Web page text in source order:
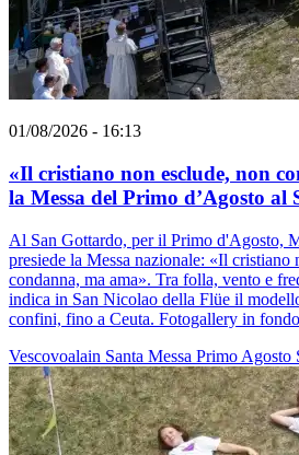
01/08/2026 - 16:13
«Il cristiano non esclude, non
la Messa del Primo d’Agosto al
Al San Gottardo, per il Primo d'Agosto,
presiede la Messa nazionale: «Il cristiano
condanna, ma ama». Tra folla, vento e
indica in San Nicolao della Flüe il
confini, fino a Ceuta. Fotogallery in
Vescovoalain Santa Messa Primo Agosto